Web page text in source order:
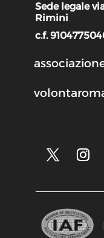
Sede legale
Rimini
c.f.